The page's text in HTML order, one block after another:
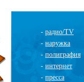
- радио/TV
- наружка
- полиграфия
- интернет
- пресса